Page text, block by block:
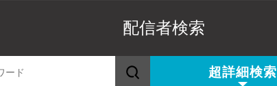
配信者検索
超詳細検索